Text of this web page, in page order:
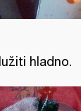
hladno.